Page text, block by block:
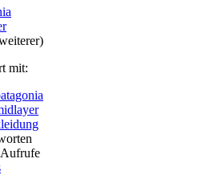
mit:
Aufrufe